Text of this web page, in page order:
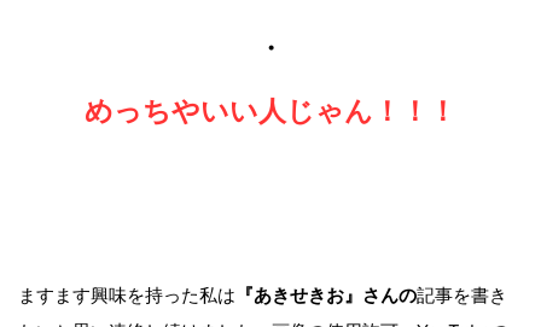
・
めっちやいい人じゃん！！！
ますます興味を持った私は 『あきせきお』 さんの記事を書き